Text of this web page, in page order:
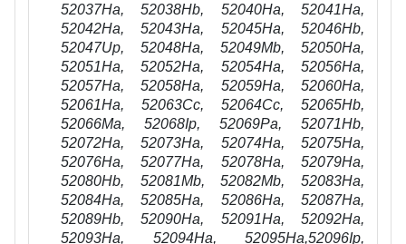
52037Ha, 52038Hb, 52040Ha, 52041Ha,
52042Ha, 52043Ha, 52045Ha, 52046Hb,
52047Up, 52048Ha, 52049Mb, 52050Ha,
52051Ha, 52052Ha, 52054Ha, 52056Ha,
52057Ha, 52058Ha, 52059Ha, 52060Ha,
52061Ha, 52063Cc, 52064Cc, 52065Hb,
52066Ma, 52068Ip, 52069Pa, 52071Hb,
52072Ha, 52073Ha, 52074Ha, 52075Ha,
52076Ha, 52077Ha, 52078Ha, 52079Ha,
52080Hb, 52081Mb, 52082Mb, 52083Ha,
52084Ha, 52085Ha, 52086Ha, 52087Ha,
52089Hb, 52090Ha, 52091Ha, 52092Ha,
52093Ha, 52094Ha, 52095Ha,52096Ip,